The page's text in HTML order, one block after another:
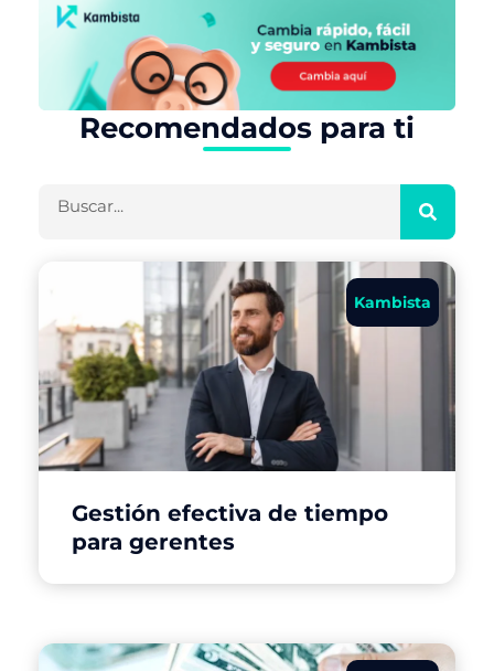
Recomendados para ti
Kambista
Gestión efectiva de tiempo
para gerentes